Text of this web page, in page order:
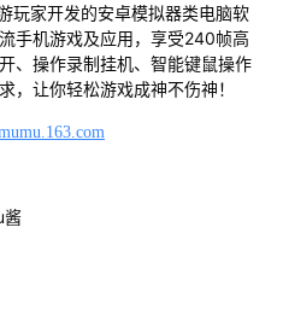
玩家开发的安卓模拟器类电脑软
手机游戏及应用，享受240帧高
、操作录制挂机、智能键鼠操作
，让你轻松游戏成神不伤神！
酱